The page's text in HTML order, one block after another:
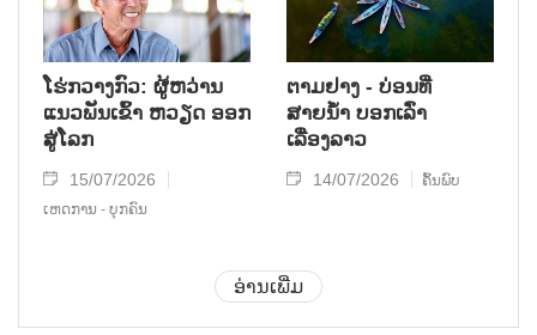
ໂຮ່ກວາງກົວ: ຜູ້ຫວ່ານ
ແນວພັນເຂົ້າ ຫວຽດ ອອກ
ສູ່ໂລກ
15/07/2026
ເຫດການ - ບຸກຄົນ
ຕາມຢາງ - ບ່ອນທ່ີ
ສາຍນໍ້າ ບອກເລົ່າ
ເລື່ອງລາວ
14/07/2026 ຄົ້ນພົບ
ອ່ານເພີ່ມ